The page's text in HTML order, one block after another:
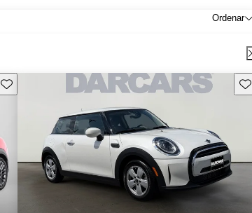
Ordenar
Guarda este Aviso